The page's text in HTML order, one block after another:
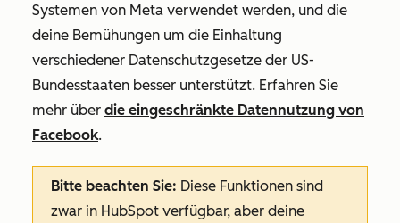
Systemen von Meta verwendet werden, und die
deine Bemühungen um die Einhaltung
verschiedener Datenschutzgesetze der US-
Bundesstaaten besser unterstützt. Erfahren Sie
mehr über die eingeschränkte Datennutzung von
Facebook.
Bitte beachten Sie: Diese Funktionen sind
zwar in HubSpot verfügbar, aber deine